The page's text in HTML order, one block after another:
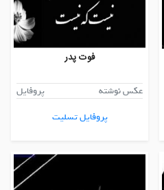
فوت پدر
عکس نوشته
پروفایل
پروفایل تسلیت